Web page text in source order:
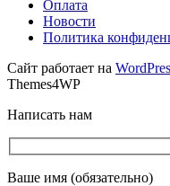
Оплата
Новости
Политика
Сайт работает на
Themes4WP
Написать нам
Ваше имя (обязательно)